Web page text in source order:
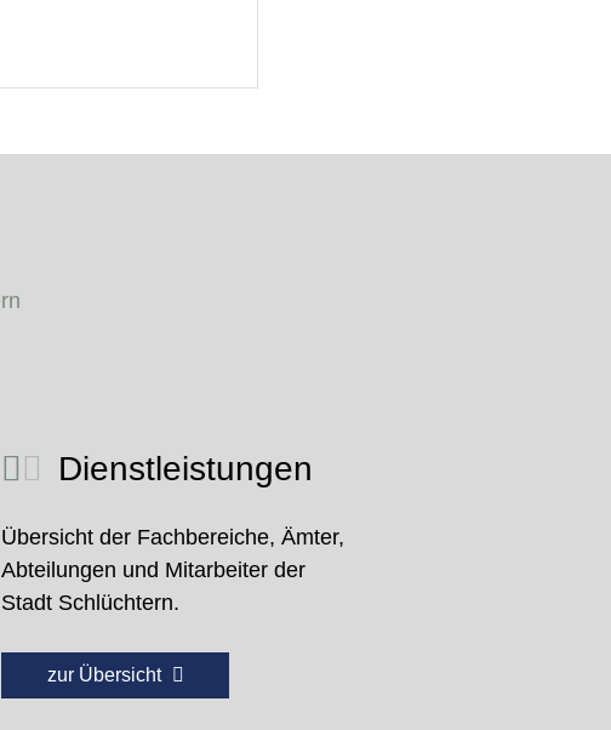
Dienstleistungen
Übersicht der Fachbereiche, Ämter,
Abteilungen und Mitarbeiter der
Stadt Schlüchtern.
zur Übersicht